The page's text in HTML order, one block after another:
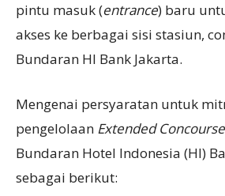
pintu masuk (entrance) baru
akses ke berbagai sisi stasiun,
Bundaran HI Bank Jakarta.
Mengenai persyaratan untuk
pengelolaan ExtendedConcourse
Bundaran Hotel Indonesia (HI)
sebagai berikut: